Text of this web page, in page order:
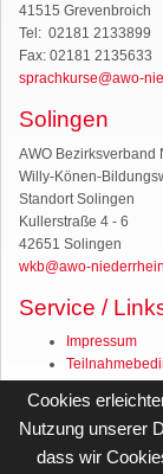
41515 Grevenbroich
Tel: 02181 2133899
Fax: 02181 2135633
sprachkurse@awo-
Solingen
AWO Bezirksverband
Willy-Könen-
Standort Solingen
Kullerstraße 4 - 6
42651 Solingen
wkb@awo-
Service /
Impressum
AWO
Infos zum
Infos zum
Cookies
Nutzung unserer
dass wir